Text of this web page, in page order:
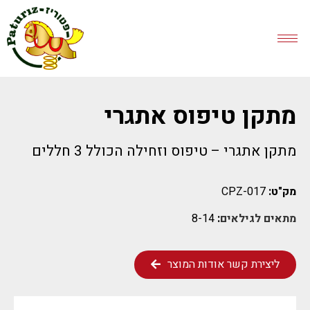
מתקן טיפוס אתגרי
מתקן אתגרי – טיפוס וזחילה הכולל 3 חללים
מק"ט:
מתאים לגילאים:
ליצירת קשר אודות המוצר